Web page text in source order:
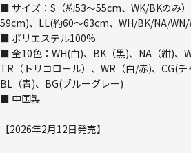
■ サイズ：S（約53～55cm、WK/BKのみ
59cm)、LL(約60～63cm、WH/BK/NA/WN/
■ ポリエステル100%
■ 全10色：WH(白)、BK（黒)、NA（紺)、
TR（トリコロール）、WR（白/赤)、CG(チ
BL（青)、BG(ブルーグレー)
■ 中国製
【2026年2月12日発売】